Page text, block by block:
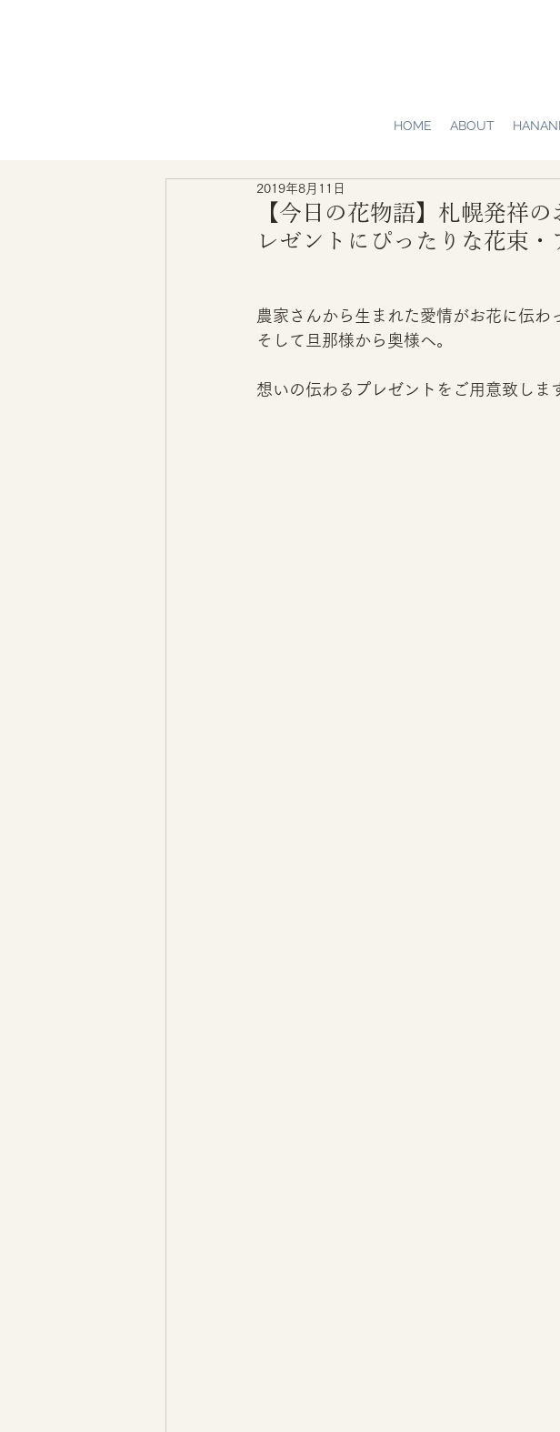
HOME ABOUT
【今日の花物語】札幌発祥
レゼントにぴったりな花束・
2019年8月11日
農家さんから生まれた愛情がお花に伝わ
そして旦那様から奥様へ。
想いの伝わるプレゼントをご用意致しま